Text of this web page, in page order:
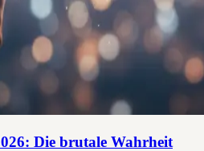
Die brutale Wahrheit